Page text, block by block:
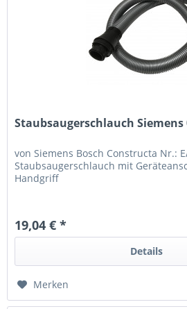
Staubsaugerschlauch Siemens
von Siemens Bosch Constructa Nr.:
Staubsaugerschlauch mit
Handgriff
19,04 € *
Details
Merken